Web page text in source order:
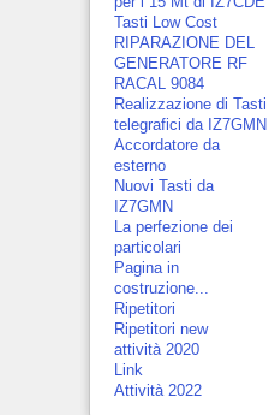
Tasti Low Cost
RIPARAZIONE DEL
GENERATORE RF
RACAL 9084
Realizzazione di Tasti
telegrafici da IZ7GMN
Accordatore da
esterno
Nuovi Tasti da
IZ7GMN
La perfezione dei
particolari
Pagina in
costruzione...
Ripetitori
Ripetitori new
attività 2020
Link
Attività 2022